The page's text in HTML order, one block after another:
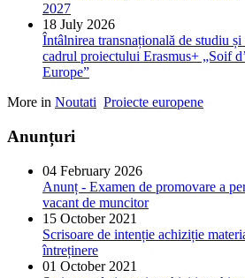
2027
18 July 2026
Întâlnirea transnațională de studiu
cadrul proiectului Erasmus+ „Soif
Europe”
More in Noutati Proiecte europene
Anunțuri
04 February 2026
Anunț - Examen de promovare a
vacant de muncitor
15 October 2021
Scrisoare de intenție achiziție
întreținere
01 October 2021